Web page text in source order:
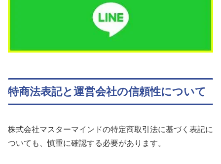
特商法表記と運営会社の信頼性について
株式会社マスターマインドの特定商取引法に基づく表記に
ついても、慎重に確認する必要があります。